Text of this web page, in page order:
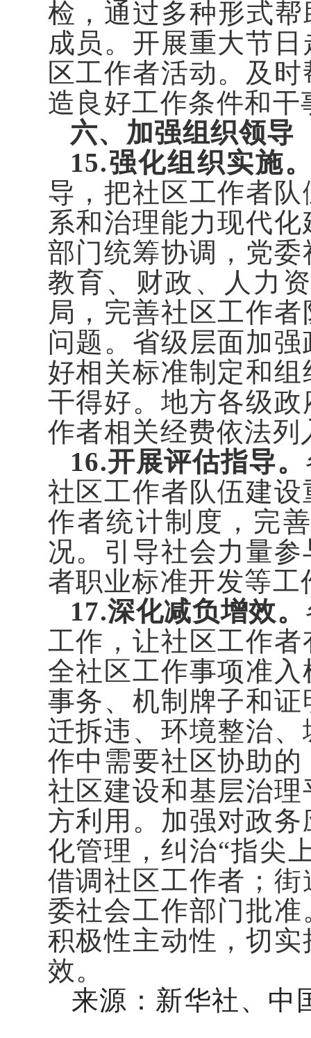
检，通过多种形式
成员。开展重大节
区工作者活动。及
造良好工作条件和干
六、加强组织领导
15.强化组织实施
导，把社区工作者
系和治理能力现代
部门统筹协调，党
教育、财政、人力
局，完善社区工作
问题。省级层面加
好相关标准制定和
干得好。地方各级政
作者相关经费依法
16.开展评估指导。
社区工作者队伍建
作者统计制度，完
况。引导社会力量
者职业标准开发等工
17.深化减负增效。
工作，让社区工作
全社区工作事项准
事务、机制牌子和
迁拆违、环境整治
作中需要社区协助
社区建设和基层治
方利用。加强对政
化管理，纠治“指尖
借调社区工作者；
委社会工作部门批
积极性主动性，切
效。
来源：新华社、中